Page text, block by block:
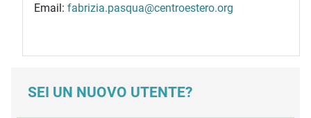
Email: fabrizia.pasqua@centroestero.org
SEI UN NUOVO UTENTE?